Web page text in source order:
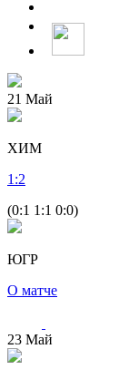
21 Май
ХИМ
1 :2
(0:1 1:1 0:0)
ЮГР
О матче
23 Май